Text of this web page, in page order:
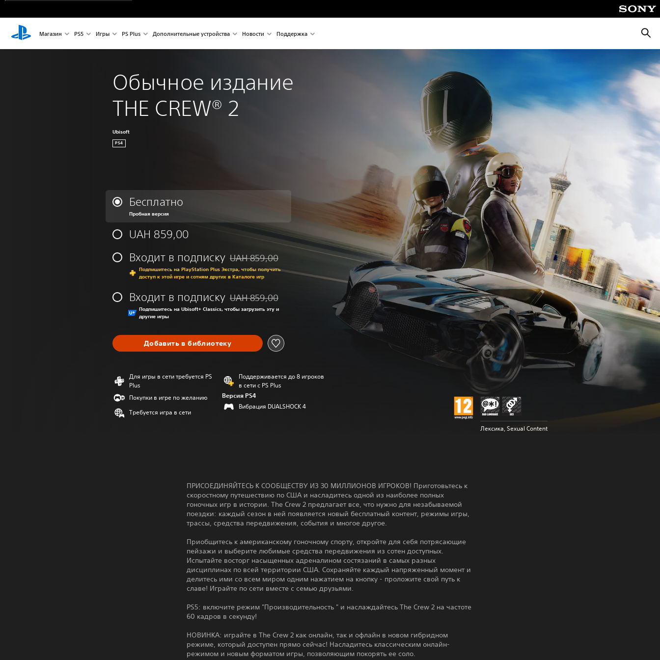
Магазин PS5 Игры PS Plus Дополнительные устройства Новости Поддержка
Обычное издание
THE CREW® 2
Ubisoft
PS4
Бесплатно
Пробная версия
UAH 859,00
Входит в подписку Скидка с исходной цены UAH 859,00
UAH 859,00
Подпишитесь на PlayStation Plus Экстра, чтобы получить
доступ к этой игре и сотням других в Каталоге игр
Входит в подписку Скидка с исходной цены UAH 859,00
UAH 859,00
Подпишитесь на Ubisoft+ Classics, чтобы загрузить эту и
другие игры
Добавить в библиотеку
Для игры в сети требуется PS
Plus
Покупки в игре по желанию
Требуется игра в сети
Поддерживается до 8 игроков
в сети с PS Plus
Версия PS4
Вибрация DUALSHOCK 4
Лексика, Sexual Content
ПРИСОЕДИНЯЙТЕСЬ К СООБЩЕСТВУ ИЗ 30 МИЛЛИОНОВ ИГРОКОВ! Приготовьтесь к
скоростному путешествию по США и насладитесь одной из наиболее полных
гоночных игр в истории. The Crew 2 предлагает все, что нужно для незабываемой
поездки: каждый сезон в ней появляется новый бесплатный контент, режимы игры,
трассы, средства передвижения, события и многое другое.
Приобщитесь к американскому гоночному спорту, откройте для себя потрясающие
пейзажи и выберите любимые средства передвижения из сотен доступных.
Испытайте восторг насыщенных адреналином состязаний в самых разных
дисциплинах по всей территории США. Сохраняйте каждый напряженный момент и
делитесь ими со всем миром одним нажатием на кнопку - проложите свой путь к
славе! Играйте по сети вместе с семью друзьями.
PS5: включите режим "Производительность " и наслаждайтесь The Crew 2 на частоте
60 кадров в секунду!
НОВИНКА: играйте в The Crew 2 как онлайн, так и офлайн в новом гибридном
режиме, который доступен прямо сейчас! Насладитесь классическим онлайн-
режимом и новым форматом игры, позволяющим покорять ее соло.